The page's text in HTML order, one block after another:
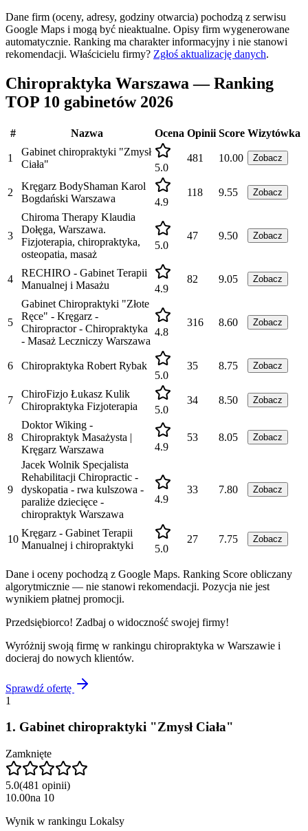
Dane firm (oceny, adresy, godziny otwarcia) pochodzą z serwisu
Google Maps i mogą być nieaktualne. Opisy firm wygenerowane
automatycznie. Ranking ma charakter informacyjny i nie stanowi
rekomendacji. Właścicielu firmy? Zgłoś aktualizację danych.
Chiropraktyka Warszawa — Ranking
TOP 10 gabinetów 2026
# Nazwa Ocena Opinii Score Wizytówka
1
Gabinet chiropraktyki "Zmysł
Ciała"
5.0
481 10.00 Zobacz
2
Kręgarz BodyShaman Karol
Bogdański Warszawa
4.9
118 9.55 Zobacz
3
Chiroma Therapy Klaudia
Dołęga, Warszawa.
Fizjoterapia, chiropraktyka,
osteopatia, masaż
5.0
47 9.50 Zobacz
4
RECHIRO - Gabinet Terapii
Manualnej i Masażu
4.9
82 9.05 Zobacz
5
Gabinet Chiropraktyki "Złote
Ręce" - Kręgarz -
Chiropractor - Chiropraktyka
- Masaż Leczniczy Warszawa
4.8
316 8.60 Zobacz
6
Chiropraktyka Robert Rybak
5.0
35 8.75 Zobacz
7
ChiroFizjo Łukasz Kulik
Chiropraktyka Fizjoterapia
5.0
34 8.50 Zobacz
8
Doktor Wiking -
Chiropraktyk Masażysta |
Kręgarz Warszawa
4.9
53 8.05 Zobacz
9
Jacek Wolnik Specjalista
Rehabilitacji Chiropractic -
dyskopatia - rwa kulszowa -
paraliże dziecięce -
chiropraktyk Warszawa
4.9
33 7.80 Zobacz
10
Kręgarz - Gabinet Terapii
Manualnej i chiropraktyki
5.0
27 7.75 Zobacz
Dane i oceny pochodzą z Google Maps. Ranking Score obliczany
algorytmicznie — nie stanowi rekomendacji. Pozycja nie jest
wynikiem płatnej promocji.
Przedsiębiorco! Zadbaj o widoczność swojej firmy!
Wyróżnij swoją firmę w rankingu chiropraktyka w Warszawie i
docieraj do nowych klientów.
Sprawdź ofertę
1
1. Gabinet chiropraktyki "Zmysł Ciała"
Zamknięte
5.0(481 opinii)
10.00na 10
Wynik w rankingu Lokalsy